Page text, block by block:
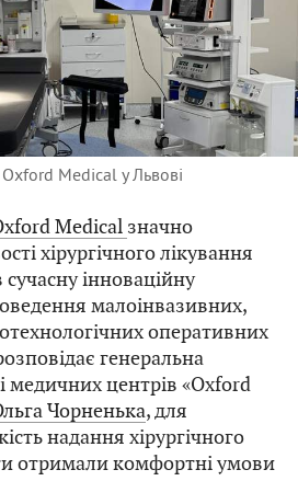
Medical у Львові
Medical значно
хірургічного лікування
сучасну інноваційну
малоінвазивних,
оперативних
генеральна
медичних центрів «Oxford
Чорненька, для
надання хірургічного
отримали комфортні умови